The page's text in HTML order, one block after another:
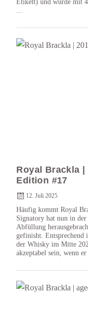
Etikett) und wurde mit
...
Royal Brackla |
Edition #17
12. Juli 2025
Häufig kommt Royal
Signatory hat nun in
Abfüllung
gefinisht.
der Whisky im Mitte
akzeptabel sein, wenn er